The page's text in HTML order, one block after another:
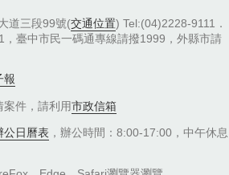
道三段99號(交通位置) Tel:(04)2228-9111．
臺中市民一碼通專線請撥1999，外縣市請
報
案件，請利用市政信箱
公日曆表 ，辦公時間：8:00-17:00，中午休息